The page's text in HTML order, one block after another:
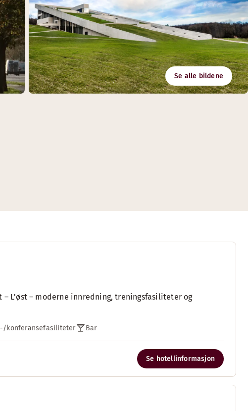
Se alle bildene
L'øst – moderne innredning, treningsfasiliteter og
konferansefasiliteter Bar
Se hotellinformasjon